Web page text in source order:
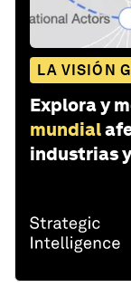
LA VISIÓN
Explora y
mundial
industrias